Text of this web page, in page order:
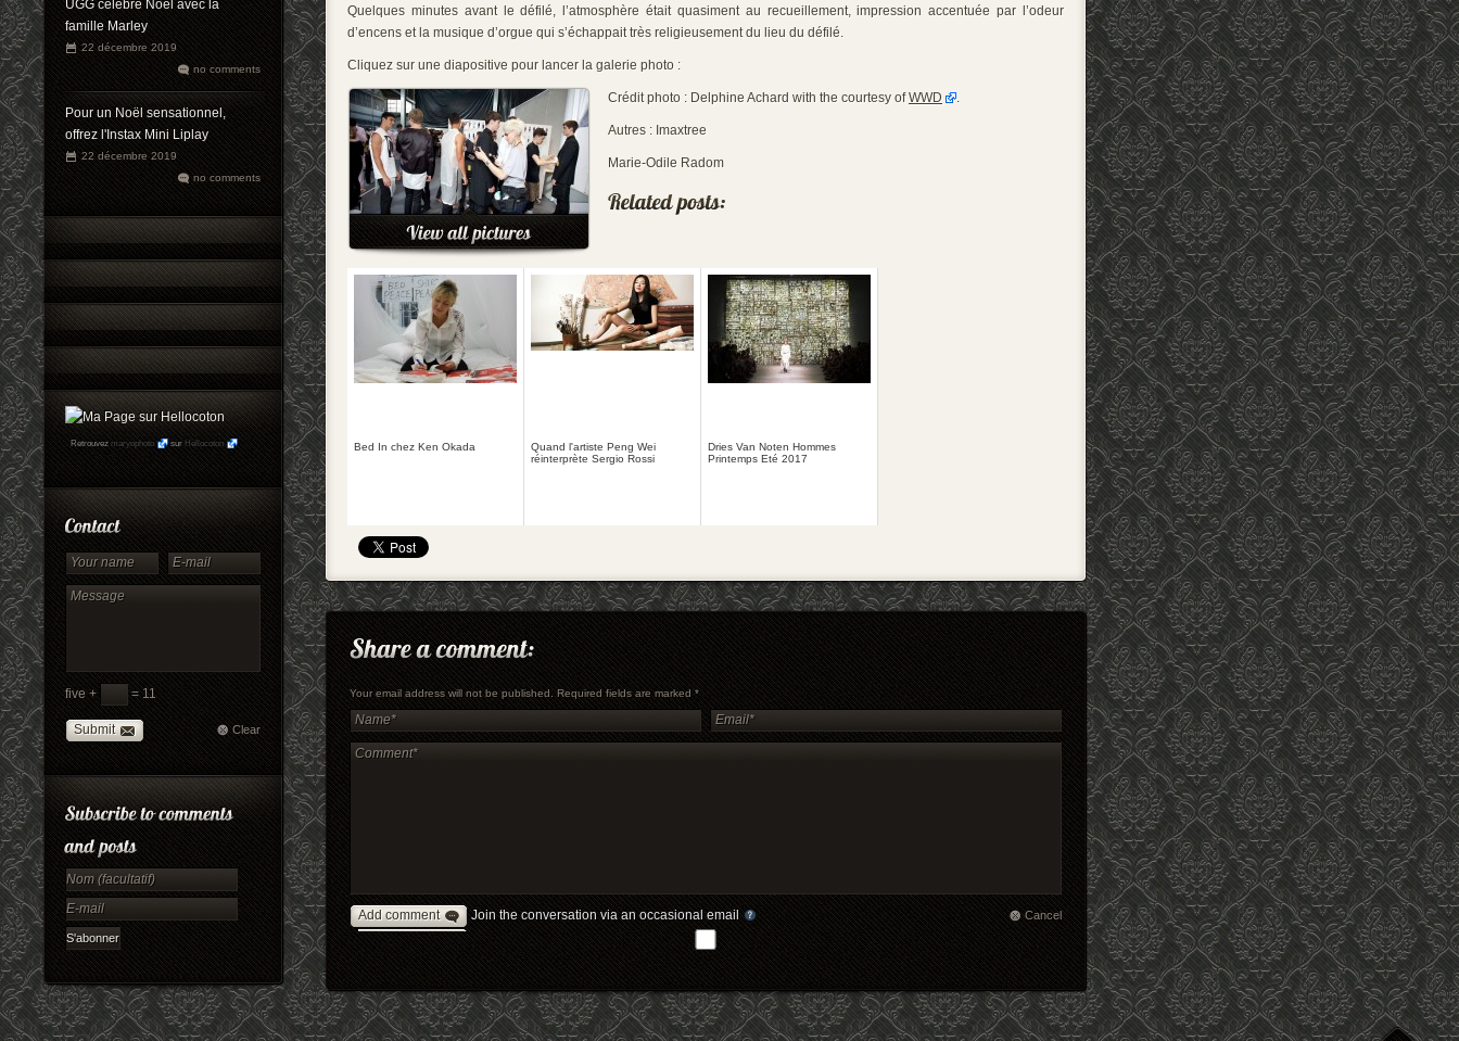
UGG célèbre Noël avec la
famille Marley
22 décembre 2019
no comments
Pour un Noël sensationnel,
offrez l'Instax Mini Liplay
22 décembre 2019
no comments
Retrouvez maryophoto sur Hellocoton
five + = 11
Submit Clear
Quelques minutes avant le défilé, l’atmosphère était quasiment au recueillement, impression accentuée par l’odeur
d’encens et la musique d’orgue qui s’échappait très religieusement du lieu du défilé.
Cliquez sur une diapositive pour lancer la galerie photo :
Crédit photo : Delphine Achard with the courtesy ofWWD .
Autres : Imaxtree
Marie-Odile Radom
Bed In chez Ken Okada
Quand l'artiste Peng Wei
réinterprète Sergio Rossi
Dries Van Noten Hommes
Printemps Eté 2017
Your email address will not be published. Required fields are marked*
Add comment Cancel
Join the conversation via an occasional email